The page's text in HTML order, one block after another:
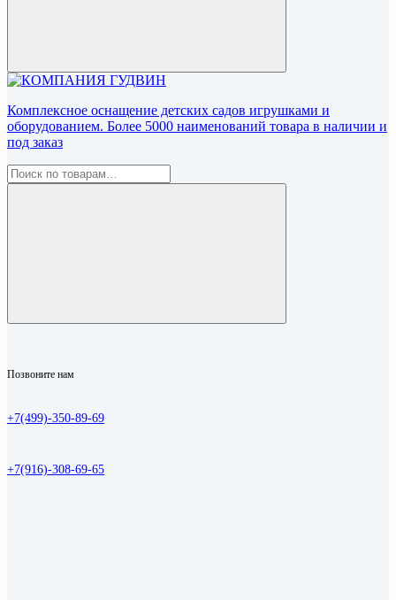
Комплексное оснащение детских садов игрушками и
оборудованием. Более 5000 наименований товара в наличии и
под заказ
Позвоните нам
+7(499)-350-89-69
+7(916)-308-69-65